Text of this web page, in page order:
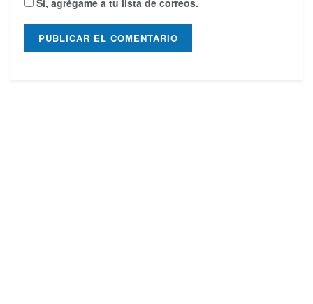
Sí, agrégame a tu lista de correos.